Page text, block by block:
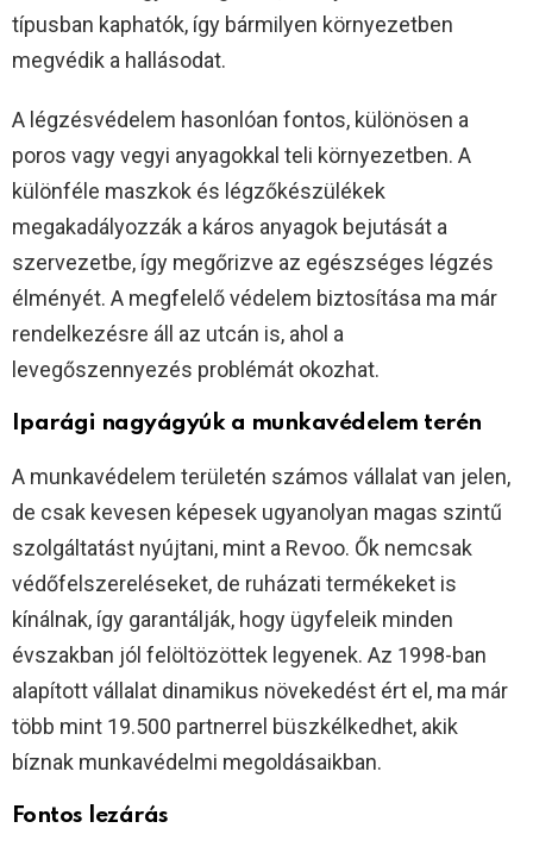
típusban kaphatók, így bármilyen környezetben
megvédik a hallásodat.
A légzésvédelem hasonlóan fontos, különösen a
poros vagy vegyi anyagokkal teli környezetben. A
különféle maszkok és légzőkészülékek
megakadályozzák a káros anyagok bejutását a
szervezetbe, így megőrizve az egészséges légzés
élményét. A megfelelő védelem biztosítása ma már
rendelkezésre áll az utcán is, ahol a
levegőszennyezés problémát okozhat.
Iparági nagyágyúk a munkavédelem terén
A munkavédelem területén számos vállalat van jelen,
de csak kevesen képesek ugyanolyan magas szintű
szolgáltatást nyújtani, mint a Revoo. Ők nemcsak
védőfelszereléseket, de ruházati termékeket is
kínálnak, így garantálják, hogy ügyfeleik minden
évszakban jól felöltözöttek legyenek. Az 1998-ban
alapított vállalat dinamikus növekedést ért el, ma már
több mint 19.500 partnerrel büszkélkedhet, akik
bíznak munkavédelmi megoldásaikban.
Fontos lezárás